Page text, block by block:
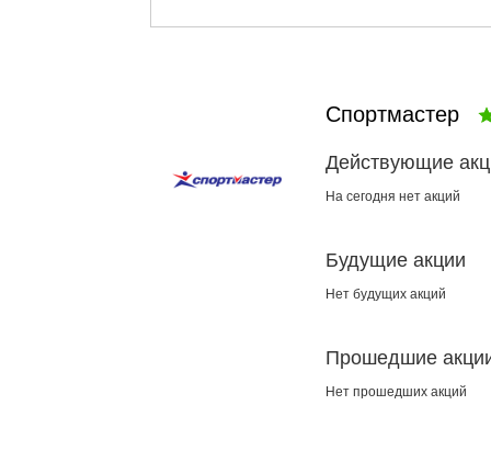
Спортмастер
Действующие
На сегодня нет акций
Будущие акции
Нет будущих акций
Прошедшие
Нет прошедших акций